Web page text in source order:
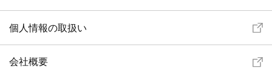
個人情報の取扱い
会社概要